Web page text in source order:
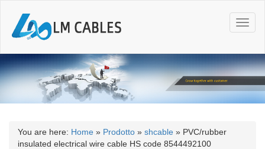
T
o
g
l
n
a
You are here: Home » Prodotto » shcable » PVC/rubber
insulated electrical wire cable HS code 8544492100